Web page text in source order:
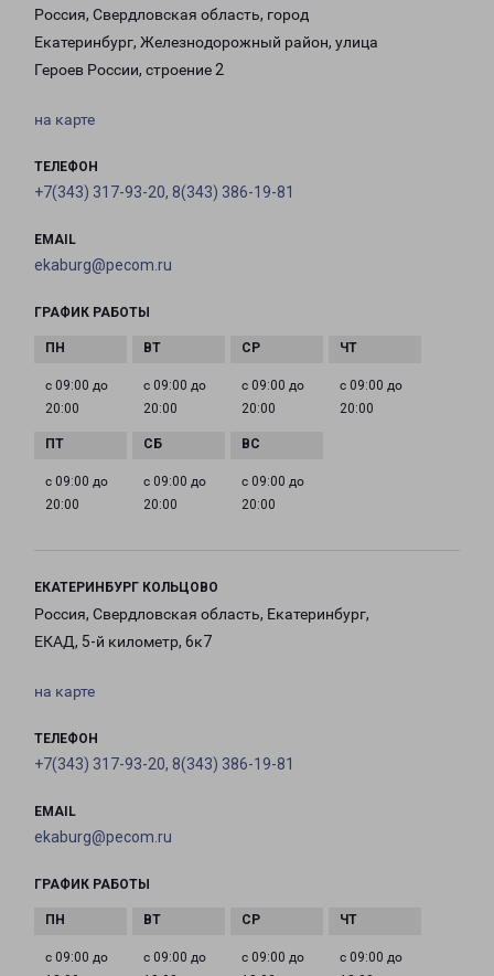
Россия, Свердловская область, город
Екатеринбург, Железнодорожный район, улица
Героев России, строение 2
на карте
ТЕЛЕФОН
+7(343) 317-93-20, 8(343) 386-19-81
EMAIL
ekaburg@pecom.ru
ГРАФИК РАБОТЫ
с 09:00 до
20:00
с 09:00 до
20:00
с 09:00 до
20:00
с 09:00 до
20:00
с 09:00 до
20:00
с 09:00 до
20:00
с 09:00 до
20:00
ЕКАТЕРИНБУРГ КОЛЬЦОВО
Россия, Свердловская область, Екатеринбург,
ЕКАД, 5-й километр, 6к7
на карте
ТЕЛЕФОН
+7(343) 317-93-20, 8(343) 386-19-81
EMAIL
ekaburg@pecom.ru
ГРАФИК РАБОТЫ
с 09:00 до
с 09:00 до
с 09:00 до
с 09:00 до